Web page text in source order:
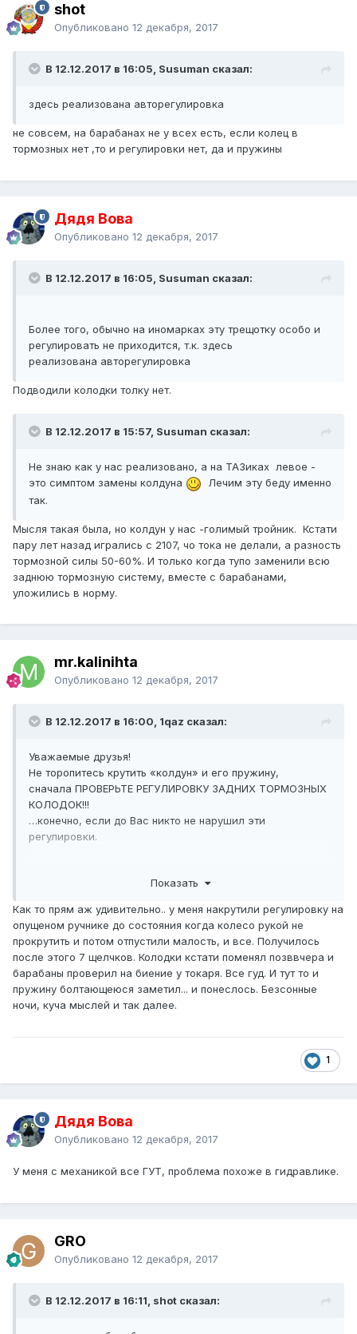
shot
Опубликовано 12 декабря, 2017
В 12.12.2017 в 16:05, Susuman сказал:
здесь реализована авторегулировка
не совсем, на барабанах не у всех есть, если колец в
тормозных нет ,то и регулировки нет, да и пружины
Дядя Вова
Опубликовано 12 декабря, 2017
В 12.12.2017 в 16:05, Susuman сказал:
Более того, обычно на иномарках эту трещотку особо и
регулировать не приходится, т.к. здесь
реализована авторегулировка
Подводили колодки толку нет.
В 12.12.2017 в 15:57, Susuman сказал:
Не знаю как у нас реализовано, а на ТАЗиках левое -
это симптом замены колдуна
Лечим эту беду именно
так.
Мысля такая была, но колдун у нас -голимый тройник. Кстати
пару лет назад игрались с 2107, чо тока не делали, а разность
тормозной силы 50-60%. И только когда тупо заменили всю
заднюю тормозную систему, вместе с барабанами,
уложились в норму.
mr.kalinihta
Опубликовано 12 декабря, 2017
В 12.12.2017 в 16:00, 1qaz сказал:
Уважаемые друзья!
Не торопитесь крутить «колдун» и его пружину,
сначала ПРОВЕРЬТЕ РЕГУЛИРОВКУ ЗАДНИХ ТОРМОЗНЫХ
КОЛОДОК!!!
…конечно, если до Вас никто не нарушил эти
регулировки.
В процессе эксплуатации авто задние тормозные
колодки в барабанных тормозахToyotaрегулируются
АВТОМАТИЧЕСКИ, если Вы ПОСТОЯННО ПОЛЬЗУЕТЕСЬ
СТОЯНОЧНЫМ ТОРМОЗОМ (ручником).
При вытягивании ручника, - рычаг (внутри барабана)
проворачивает храповик, раздвигая колодки. Это
Для контроля: при вытягивании ручника с усилием 20 кг/
см
2
должно быть 7 – 9 щелчков.
Если щелчков больше, - надо регулировать колодки
отверстие на внутренней стороне барабана (оно закрыто
Показать
Как то прям аж удивительно.. у меня накрутили регулировку на
опущеном ручнике до состояния когда колесо рукой не
прокрутить и потом отпустили малость, и все. Получилось
после этого 7 щелчков. Колодки кстати поменял позввчера и
барабаны проверил на биение у токаря. Все гуд. И тут то и
пружину болтающеюся заметил... и понеслось. Безсонные
ночи, куча мыслей и так далее.
1
Дядя Вова
Опубликовано 12 декабря, 2017
У меня с механикой все ГУТ, проблема похоже в гидравлике.
GRO
Опубликовано 12 декабря, 2017
В 12.12.2017 в 16:11, shot сказал: